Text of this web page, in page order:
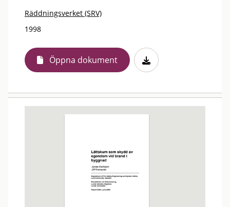
Räddningsverket (SRV)
1998
Öppna dokument